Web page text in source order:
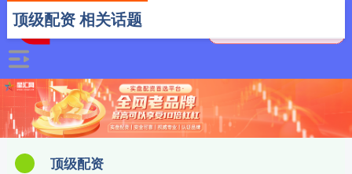
顶级配资
顶级配资 相关话题